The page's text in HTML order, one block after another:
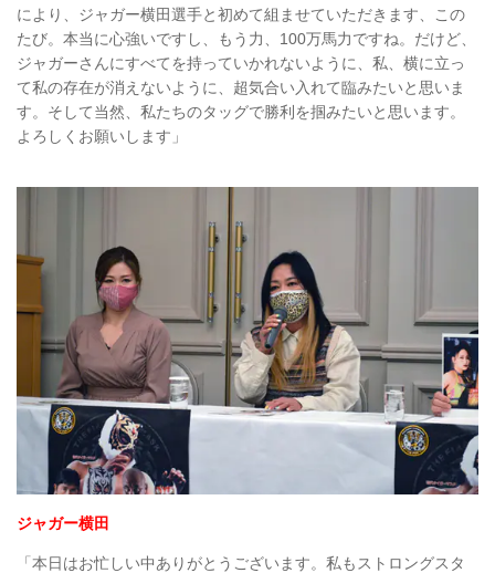
により、ジャガー横田選手と初めて組ませていただきます、この
たび。本当に心強いですし、もう力、100万馬力ですね。だけど、
ジャガーさんにすべてを持っていかれないように、私、横に立っ
て私の存在が消えないように、超気合い入れて臨みたいと思いま
す。そして当然、私たちのタッグで勝利を掴みたいと思います。
よろしくお願いします」
ジャガー横田
「本日はお忙しい中ありがとうございます。私もストロングスタ